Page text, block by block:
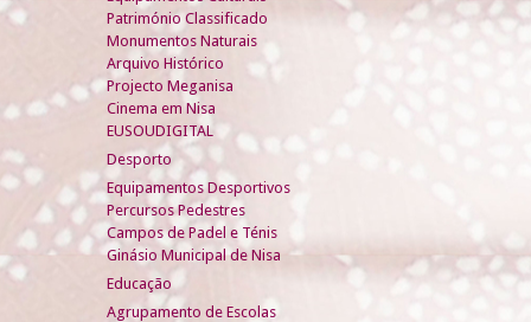
Património Classificado
Monumentos Naturais
Arquivo Histórico
Projecto Meganisa
Cinema em Nisa
EUSOUDIGITAL
Desporto
Equipamentos Desportivos
Percursos Pedestres
Campos de Padel e Ténis
Ginásio Municipal de Nisa
Educação
Agrupamento de Escolas